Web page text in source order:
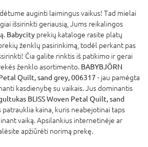
auginti laimingus vaikus! Tad mielai
išsirinkti geriausią, Jums reikalingos
Babycity prekių kataloge rasite platų
ženklų pasirinkimą, todėl perkant pas
Čia galite rinktis iš patikimo ir gerai
ženklo asortimento. BABYBJÖRN
Quilt, sand grey, 006317 - jau pamėgta
kasdienybę su vaikais. Jus dominantis
BLISS Woven Petal Quilt, sand
patrauklia kaina, kuris neabejotinai taps
vaiką. Apsilankius internetinėje ar
apžiūrėti norimą prekę.